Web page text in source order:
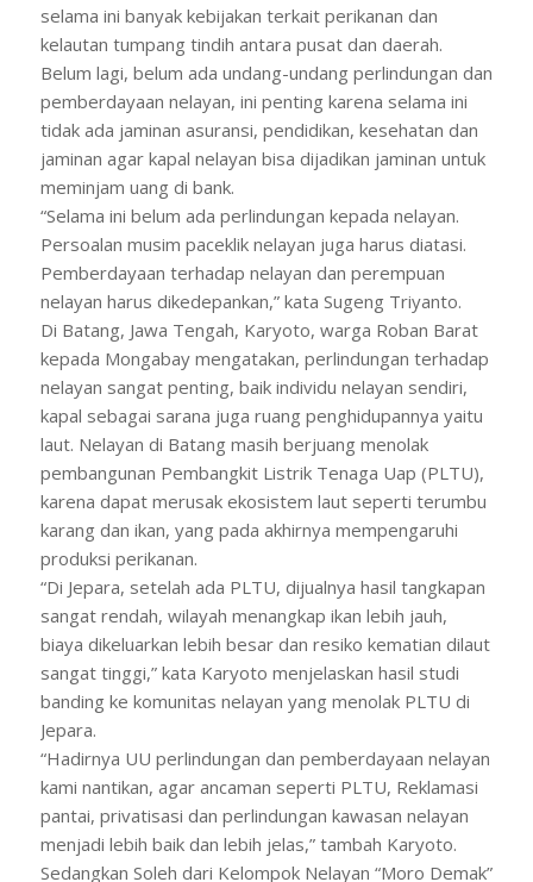
selama ini banyak kebijakan terkait perikanan dan
kelautan tumpang tindih antara pusat dan daerah.
Belum lagi, belum ada undang-undang perlindungan dan
pemberdayaan nelayan, ini penting karena selama ini
tidak ada jaminan asuransi, pendidikan, kesehatan dan
jaminan agar kapal nelayan bisa dijadikan jaminan untuk
meminjam uang di bank.
“Selama ini belum ada perlindungan kepada nelayan.
Persoalan musim paceklik nelayan juga harus diatasi.
Pemberdayaan terhadap nelayan dan perempuan
nelayan harus dikedepankan,” kata Sugeng Triyanto.
Di Batang, Jawa Tengah, Karyoto, warga Roban Barat
kepada Mongabay mengatakan, perlindungan terhadap
nelayan sangat penting, baik individu nelayan sendiri,
kapal sebagai sarana juga ruang penghidupannya yaitu
laut. Nelayan di Batang masih berjuang menolak
pembangunan Pembangkit Listrik Tenaga Uap (PLTU),
karena dapat merusak ekosistem laut seperti terumbu
karang dan ikan, yang pada akhirnya mempengaruhi
produksi perikanan.
“Di Jepara, setelah ada PLTU, dijualnya hasil tangkapan
sangat rendah, wilayah menangkap ikan lebih jauh,
biaya dikeluarkan lebih besar dan resiko kematian dilaut
sangat tinggi,” kata Karyoto menjelaskan hasil studi
banding ke komunitas nelayan yang menolak PLTU di
Jepara.
“Hadirnya UU perlindungan dan pemberdayaan nelayan
kami nantikan, agar ancaman seperti PLTU, Reklamasi
pantai, privatisasi dan perlindungan kawasan nelayan
menjadi lebih baik dan lebih jelas,” tambah Karyoto.
Sedangkan Soleh dari Kelompok Nelayan “Moro Demak”